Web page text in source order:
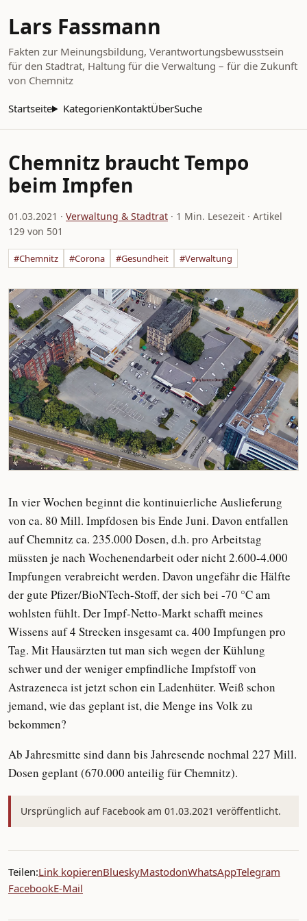
Lars Fassmann
Fakten zur Meinungsbildung, Verantwortungsbewusstsein
für den Stadtrat, Haltung für die Verwaltung – für die Zukunft
von Chemnitz
Startseite KategorienKontaktÜberSuche
Chemnitz braucht Tempo
beim Impfen
01.03.2021 · Verwaltung & Stadtrat · 1 Min. Lesezeit · Artikel
129 von 501
#Chemnitz #Corona #Gesundheit #Verwaltung
In vier Wochen beginnt die kontinuierliche Auslieferung
von ca. 80 Mill. Impfdosen bis Ende Juni. Davon entfallen
auf Chemnitz ca. 235.000 Dosen, d.h. pro Arbeitstag
müssten je nach Wochenendarbeit oder nicht 2.600-4.000
Impfungen verabreicht werden. Davon ungefähr die Hälfte
der gute Pfizer/BioNTech-Stoff, der sich bei -70 °C am
wohlsten fühlt. Der Impf-Netto-Markt schafft meines
Wissens auf 4 Strecken insgesamt ca. 400 Impfungen pro
Tag. Mit Hausärzten tut man sich wegen der Kühlung
schwer und der weniger empfindliche Impfstoff von
Astrazeneca ist jetzt schon ein Ladenhüter. Weiß schon
jemand, wie das geplant ist, die Menge ins Volk zu
bekommen?
Ab Jahresmitte sind dann bis Jahresende nochmal 227 Mill.
Dosen geplant (670.000 anteilig für Chemnitz).
Ursprünglich auf Facebook am 01.03.2021 veröffentlicht.
Teilen:Link kopierenBlueskyMastodonWhatsAppTelegram
FacebookE-Mail